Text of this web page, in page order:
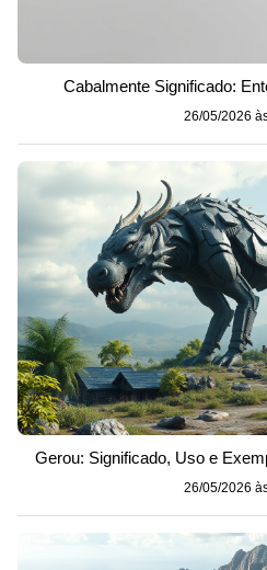
Cabalmente Significado:
26/05/2026
Gerou: Significado, Uso e
26/05/2026